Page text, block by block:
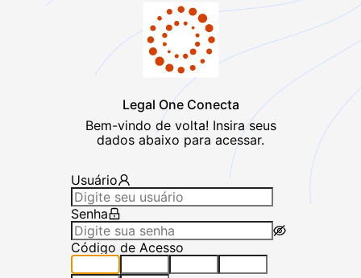
Legal One Conecta
Bem-vindo de volta! Insira seus
dados abaixo para acessar.
Usuário
Senha
Código de Acesso